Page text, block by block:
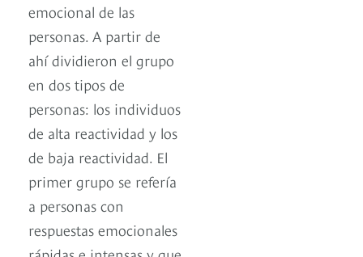
emocional de las
personas. A partir de
ahí dividieron el grupo
en dos tipos de
personas: los individuos
de alta reactividad y los
de baja reactividad. El
primer grupo se refería
a personas con
respuestas emocionales